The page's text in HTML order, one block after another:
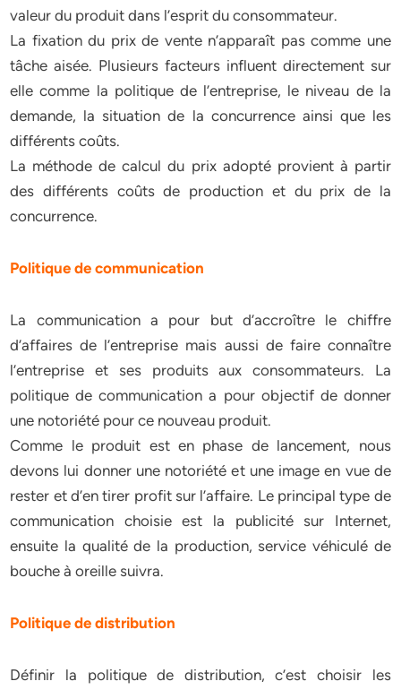
valeur du produit dans l’esprit du consommateur.
La fixation du prix de vente n’apparaît pas comme une
tâche aisée. Plusieurs facteurs influent directement sur
elle comme la politique de l’entreprise, le niveau de la
demande, la situation de la concurrence ainsi que les
différents coûts.
La méthode de calcul du prix adopté provient à partir
des différents coûts de production et du prix de la
concurrence.
Politique de communication
La communication a pour but d’accroître le chiffre
d’affaires de l’entreprise mais aussi de faire connaître
l’entreprise et ses produits aux consommateurs. La
politique de communication a pour objectif de donner
une notoriété pour ce nouveau produit.
Comme le produit est en phase de lancement, nous
devons lui donner une notoriété et une image en vue de
rester et d’en tirer profit sur l’affaire. Le principal type de
communication choisie est la publicité sur Internet,
ensuite la qualité de la production, service véhiculé de
bouche à oreille suivra.
Politique de distribution
Définir la politique de distribution, c’est choisir les